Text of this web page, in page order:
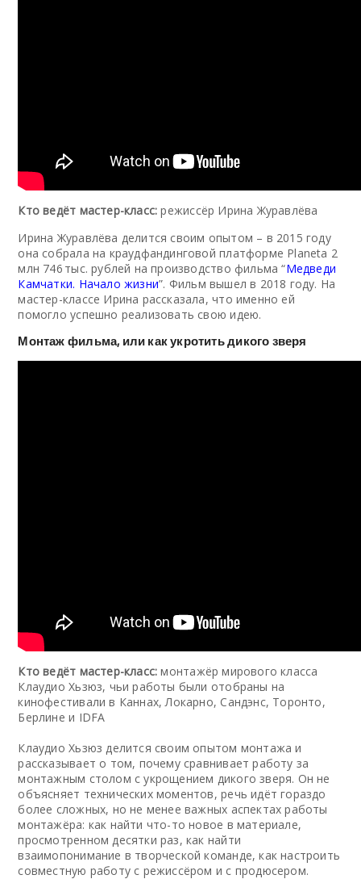
Кто ведёт мастер-класс: режиссёр Ирина Журавлёва
Ирина Журавлёва делится своим опытом – в 2015 году
она собрала на краудфандинговой платформе Planeta 2
млн 746 тыс. рублей на производство фильма “Медведи
Камчатки. Начало жизни”. Фильм вышел в 2018 году. На
мастер-классе Ирина рассказала, что именно ей
помогло успешно реализовать свою идею.
Монтаж фильма, или как укротить дикого зверя
Кто ведёт мастер-класс: монтажёр мирового класса
Клаудио Хьзюз, чьи работы были отобраны на
кинофестивали в Каннах, Локарно, Сандэнс, Торонто,
Берлине и IDFA
Клаудио Хьзюз делится своим опытом монтажа и
рассказывает о том, почему сравнивает работу за
монтажным столом с укрощением дикого зверя. Он не
объясняет технических моментов, речь идёт гораздо
более сложных, но не менее важных аспектах работы
монтажёра: как найти что-то новое в материале,
просмотренном десятки раз, как найти
взаимопонимание в творческой команде, как настроить
совместную работу с режиссёром и с продюсером.